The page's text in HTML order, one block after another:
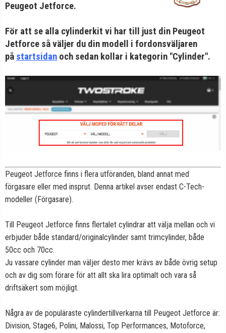
När du valt kommer butiken visa delar för vald moped
och universella produkter.
Peugeot Jetforce.
För att se alla cylinderkit vi har till just din Peugeot
Jetforce så väljer du din modell i fordonsväljaren
på startsidan och sedan kollar i kategorin "Cylinder".
Peugeot Jetforce finns i flera utföranden, bland annat med
förgasare eller med insprut. Denna artikel avser endast C-Tech-
modeller (Förgasare).
Till Peugeot Jetforce finns flertalet cylindrar att välja mellan och vi
erbjuder både standard/originalcylinder samt trimcylinder, både
50cc och 70cc.
Ju vassare cylinder man väljer desto mer krävs av både övrig setup
och av dig som förare för att allt ska lira optimalt och vara så
driftsäkert som möjligt.
Några av de populäraste cylindertillverkarna till Peugeot Jetforce är:
Division, Stage6, Polini, Malossi, Top Performances, Motoforce,